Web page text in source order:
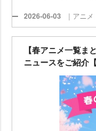
2026-06-03 ｜アニメ
【春アニメ一覧ま
ニュースをご紹介